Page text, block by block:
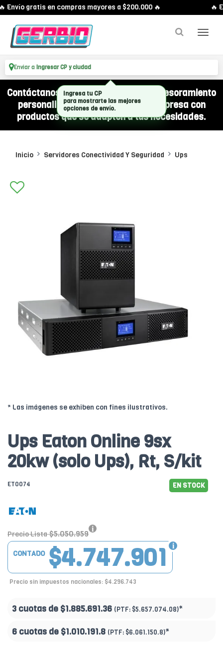
Envío gratis en compras mayores a $200.000 🔥 🔥
Enviar a Ingresar CP y ciudad
Contáctanos por WhatsApp y recibí asesoramiento
personalizado para equipar a tu empresa con
productos que se adapten a tus necesidades.
Inicio Servidores Conectividad Y Seguridad Ups
* Las imágenes se exhiben con fines ilustrativos.
Ups Eaton Online 9sx
20kw (solo Ups), Rt, S/kit
ET0074 EN STOCK
Precio Lista $5.050.959
$4.747.901
CONTADO
Precio sin impuestos nacionales: $4.296.743
3 cuotas de $1.885.691.36 (PTF: $5.657.074.08)*
6 cuotas de $1.010.191.8 (PTF: $6.061.150.8)*
Ingresa tu CP
para mostrarte las mejores
opciones de envío.